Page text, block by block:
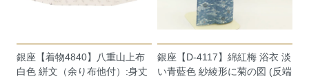
銀座【着物4840】八重山上布
白色 絣文（余り布他付）:身丈
銀座【D-4117】綿紅梅 浴衣 淡
い青藍色 紗綾形に菊の図 (反端